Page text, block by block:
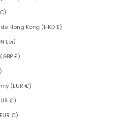
de Hong Kong (HKD $)
Lei)
£)
(EUR €)
€)
€)